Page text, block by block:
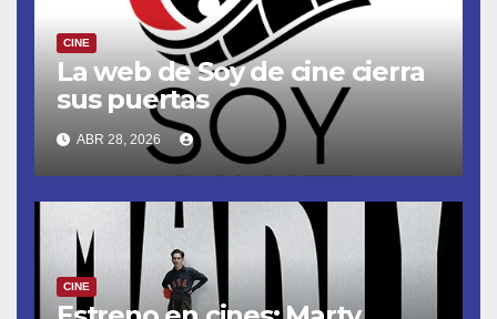
CINE
La web de Soy de cine cierra
sus puertas
ABR 28, 2026
CINE